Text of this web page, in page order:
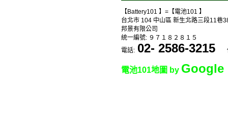
【Battery101 】=【電池101 】
台北市 104 中山區 新生北路三段11巷
邦景有限公司
統一編號: ９７１８２８１５
電話: 02- 2586-3215
電池101地圖 by Google